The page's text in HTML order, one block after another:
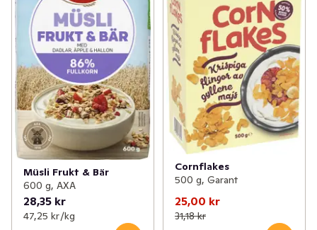
Müsli Frukt & Bär
600 g, AXA
28,35 kr
47,25 kr /kg
Cornflakes
500 g, Garant
25,00 kr
31,18 kr